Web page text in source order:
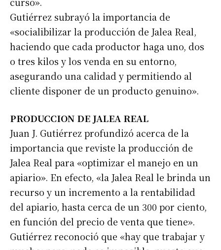
Gutiérrez subrayó la importancia de
«socialibilizar la producción de Jalea Real,
haciendo que cada productor haga uno, dos
o tres kilos y los venda en su entorno,
asegurando una calidad y permitiendo al
cliente disponer de un producto genuino».
PRODUCCION DE JALEA REAL
Juan J. Gutiérrez profundizó acerca de la
importancia que reviste la producción de
Jalea Real para «optimizar el manejo en un
apiario». En efecto, «la Jalea Real le brinda un
recurso y un incremento a la rentabilidad
del apiario, hasta cerca de un 300 por ciento,
en función del precio de venta que tiene».
Gutiérrez reconoció que «hay que trabajar y